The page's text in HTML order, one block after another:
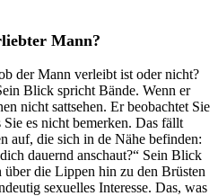
Mann?
der Mann verleibt ist oder nicht?
Blick spricht Bände. Wenn er
nicht sattsehen. Er beobachtet Sie
es nicht bemerken. Das fällt
auf, die sich in de Nähe befinden:
dauernd anschaut?“ Sein Blick
die Lippen hin zu den Brüsten
sexuelles Interesse. Das, was